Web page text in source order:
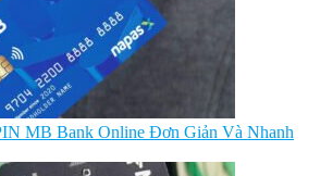
MB Bank Online Đơn Giản Và Nhanh